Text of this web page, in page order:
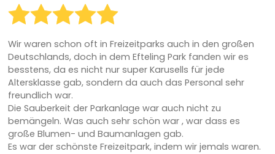
Wir waren schon oft in Freizeitparks auch in den großen
Deutschlands, doch in dem Efteling Park fanden wir es
besstens, da es nicht nur super Karusells für jede
Altersklasse gab, sondern da auch das Personal sehr
freundlich war.
Die Sauberkeit der Parkanlage war auch nicht zu
bemängeln. Was auch sehr schön war , war dass es
große Blumen- und Baumanlagen gab.
Es war der schönste Freizeitpark, indem wir jemals waren.